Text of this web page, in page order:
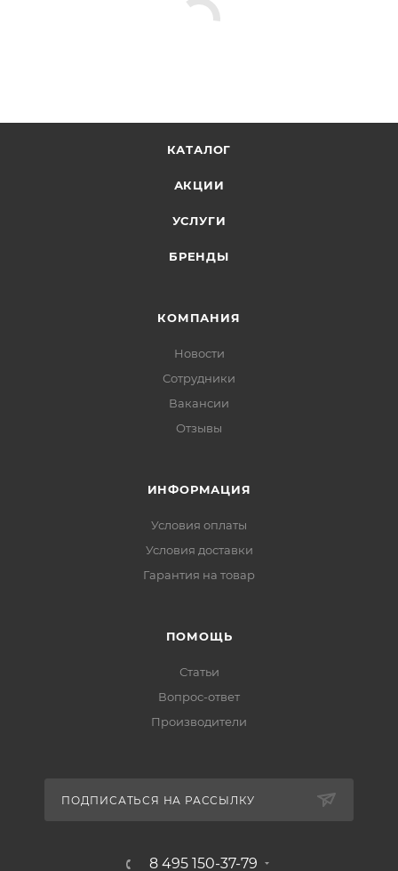
КАТАЛОГ
АКЦИИ
УСЛУГИ
БРЕНДЫ
КОМПАНИЯ
Новости
Сотрудники
Вакансии
Отзывы
ИНФОРМАЦИЯ
Условия оплаты
Условия доставки
Гарантия на товар
ПОМОЩЬ
Статьи
Вопрос-ответ
Производители
ПОДПИСАТЬСЯ НА РАССЫЛКУ
8 495 150-37-79